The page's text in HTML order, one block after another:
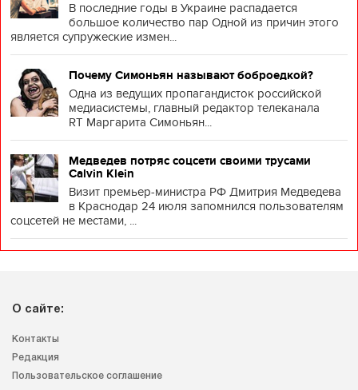
В последние годы в Украине распадается
большое количество пар Одной из причин этого
является супружеские измен...
Почему Симоньян называют боброедкой?
Одна из ведущих пропагандисток российской
медиасистемы, главный редактор телеканала
RT Маргарита Симоньян...
Медведев потряс соцсети своими трусами
Calvin Klein
Визит премьер-министра РФ Дмитрия Медведева
в Краснодар 24 июля запомнился пользователям
соцсетей не местами, ...
О сайте:
Контакты
Редакция
Пользовательское соглашение